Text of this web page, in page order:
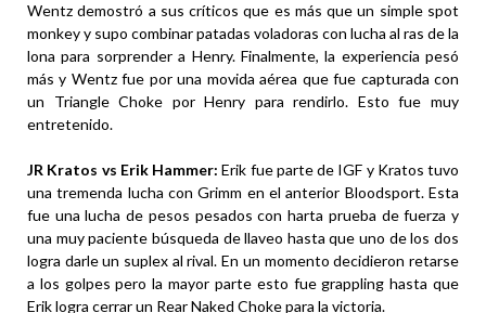
Wentz demostró a sus críticos que es más que un simple spot
monkey y supo combinar patadas voladoras con lucha al ras de la
lona para sorprender a Henry. Finalmente, la experiencia pesó
más y Wentz fue por una movida aérea que fue capturada con
un Triangle Choke por Henry para rendirlo. Esto fue muy
entretenido.
JR Kratos vs Erik Hammer: Erik fue parte de IGF y Kratos tuvo
una tremenda lucha con Grimm en el anterior Bloodsport. Esta
fue una lucha de pesos pesados con harta prueba de fuerza y
una muy paciente búsqueda de llaveo hasta que uno de los dos
logra darle un suplex al rival. En un momento decidieron retarse
a los golpes pero la mayor parte esto fue grappling hasta que
Erik logra cerrar un Rear Naked Choke para la victoria.